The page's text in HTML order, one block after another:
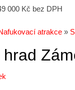
000 Kč bez DPH
atrakce »